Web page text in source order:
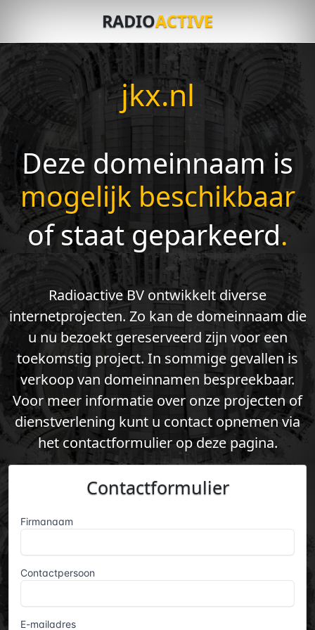
RADIOACTIVE
jkx.nl
Deze domeinnaam is
mogelijk beschikbaar
of staat geparkeerd.
Radioactive BV ontwikkelt diverse
internetprojecten. Zo kan de domeinnaam die
u nu bezoekt gereserveerd zijn voor een
toekomstig project. In sommige gevallen is
verkoop van domeinnamen bespreekbaar.
Voor meer informatie over onze projecten of
dienstverlening kunt u contact opnemen via
het contactformulier op deze pagina.
Contactformulier